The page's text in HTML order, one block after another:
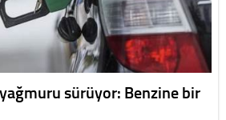
sürüyor: Benzine bir